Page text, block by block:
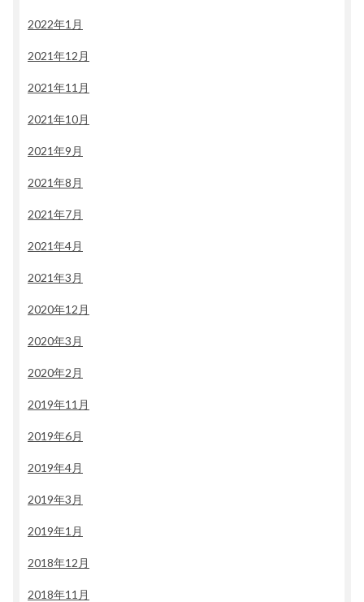
2022年1月
2021年12月
2021年11月
2021年10月
2021年9月
2021年8月
2021年7月
2021年4月
2021年3月
2020年12月
2020年3月
2020年2月
2019年11月
2019年6月
2019年4月
2019年3月
2019年1月
2018年12月
2018年11月